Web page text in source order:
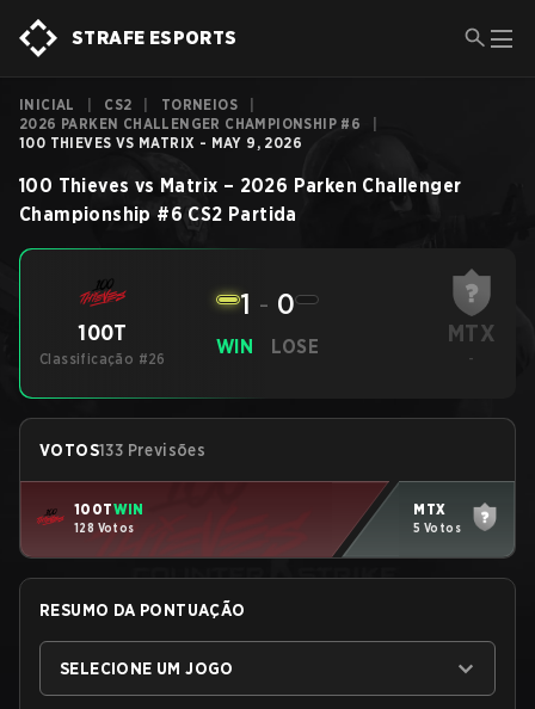
STRAFE ESPORTS
INICIAL CS2 TORNEIOS
2026 PARKEN CHALLENGER CHAMPIONSHIP #6
100 THIEVES VS MATRIX - MAY 9, 2026
100 Thieves vs Matrix – 2026 Parken Challenger
Championship #6 CS2 Partida
100T
Classificação #26
WIN
1 - 0
LOSE MTX
-
VOTOS133 Previsões
100TWIN
128 Votos
MTX
5 Votos
RESUMO DA PONTUAÇÃO
SELECIONE UM JOGO